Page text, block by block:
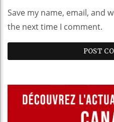
Save my name, email, and
the next time I comment.